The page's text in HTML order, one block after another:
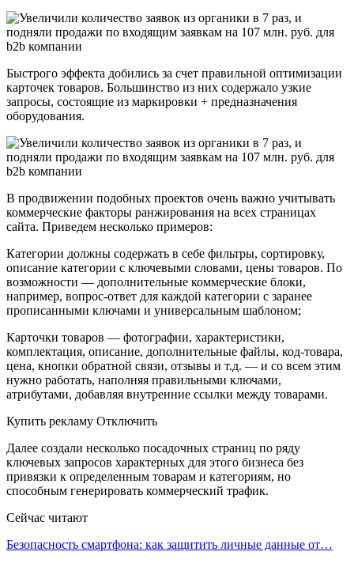
Быстрого эффекта добились за счет правильной оптимизации
карточек товаров. Большинство из них содержало узкие
запросы, состоящие из маркировки + предназначения
оборудования.
В продвижении подобных проектов очень важно учитывать
коммерческие факторы ранжирования на всех страницах
сайта. Приведем несколько примеров:
Категории должны содержать в себе фильтры, сортировку,
описание категории с ключевыми словами, цены товаров. По
возможности — дополнительные коммерческие блоки,
например, вопрос-ответ для каждой категории с заранее
прописанными ключами и универсальным шаблоном;
Карточки товаров — фотографии, характеристики,
комплектация, описание, дополнительные файлы, код-товара,
цена, кнопки обратной связи, отзывы и т.д. — и со всем этим
нужно работать, наполняя правильными ключами,
атрибутами, добавляя внутренние ссылки между товарами.
Купить рекламу Отключить
Далее создали несколько посадочных страниц по ряду
ключевых запросов характерных для этого бизнеса без
привязки к определенным товарам и категориям, но
способным генерировать коммерческий трафик.
Сейчас читают
Безопасность смартфона: как защитить личные данные от…